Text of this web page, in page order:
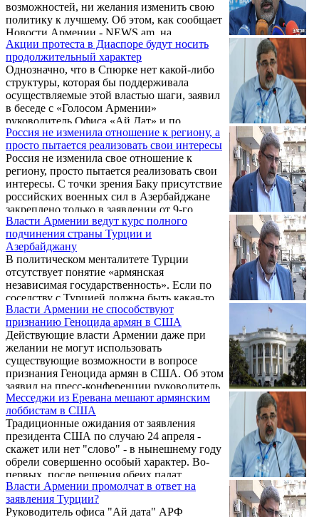
не только от Армении, а вообще от всего
армянского. Такие развития и перспективу
надо предотвратить. А нынешняя власть,
действия которой практически во всех
сферах антинациональные, ...
возможностей, ни желания изменить свою
политику к лучшему. Об этом, как сообщает
Новости Армении - NEWS.am, на
конференции комитетов и офисов «Ай
дата» АРФ Дашнакцутюн 29 ноября заявил
ответственный офиса «Ай дата» и по
политическим вопросам Киро Маноян.
Акции протеста в Диаспоре будут носить
продолжительный характер
Однозначно, что в Спюрке нет какой-либо
структуры, которая бы поддерживала
осуществляемые этой властью шаги, заявил
в беседе с «Голосом Армении»
руководитель Офиса «Ай Дат» и по
политическим вопросам Бюро АРФ
«Дашнакцутюн» Киро Маноян.
Россия не изменила отношение к региону, а
просто пытается реализовать свои интересы
Россия не изменила свое отношение к
региону, просто пытается реализовать свои
интересы. С точки зрения Баку присутствие
российских военных сил в Азербайджане
закреплено только в заявлении от 9-го
ноября, но поставлена задача подписать как
минимум двусторонний договор РФ –
Азербайджан, чтобы более обстоятельно
закрепить полномочия российских
миротворческих сил. Такое мнение
высказал сегодня на пресс-конференции
руководитель офиса «Ай дата» и по
политическим вопросам Бюро АРФД Киро
Манояном, касаясь ...
Власти Армении ведут курс полного
подчинения страны Турции и
Азербайджану
В политическом менталитете Турции
отсутствует понятие «армянская
независимая государственность». Если по
соседству с Турцией должна быть какая-то
армянская государственность, то в
политическом мышлении Турции это
подразумевает зависимость от них, заявил
сегодня на пресс-конференции
руководитель офиса «Ай дата» и по
политическим вопросам Бюро АРФД Киро
Маноян.
Власти Армении не способствуют
признанию Геноцида армян в США
Действующие власти Армении даже при
желании не могут использовать
существующие возможности в вопросе
признания Геноцида армян в США. Об этом
заявил на пресс-конференции руководитель
центрального офиса Ай Дата и по
политическим вопросам АРФД Киро
Маноян.
Месседжи из Еревана мешают армянским
лоббистам в США
Традиционные ожидания от заявления
президента США по случаю 24 апреля -
скажет или нет "слово" - в нынешнему году
обрели совершенно особый характер. Во-
первых, после решения обеих палат
Конгресса в декабре 2019 года это слово
будет означать завершение процесса
признания Геноцида крупнейшей мировой
Власти Армении промолчат в ответ на
заявления Турции?
Руководитель офиса "Ай дата" АРФ